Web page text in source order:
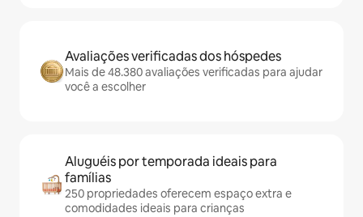
Avaliações verificadas dos hóspedes
Mais de 48.380 avaliações verificadas para ajudar
você a escolher
Aluguéis por temporada ideais para
famílias
250 propriedades oferecem espaço extra e
comodidades ideais para crianças